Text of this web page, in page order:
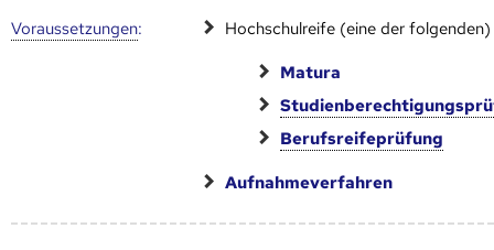
Voraus­setzungen: Hochschulreife (eine der folgenden)
Matura
Berufsreifeprüfung
Aufnahmeverfahren